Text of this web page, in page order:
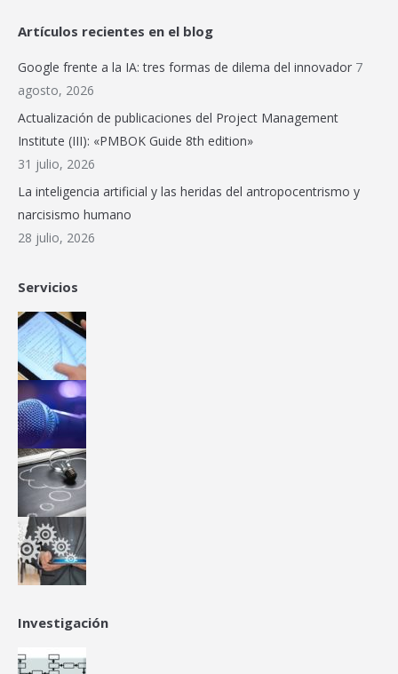
opens
new
opens
in
new
opens
in
new
opens
in
opens
in
page
opens
Artículos recientes en el blog
Google frente a la IA: tres formas de dilema del innovador 7
agosto, 2026
Actualización de publicaciones del Project Management
Institute (III): «PMBOK Guide 8th edition»
31 julio, 2026
La inteligencia artificial y las heridas del antropocentrismo y
narcisismo humano
28 julio, 2026
Servicios
Investigación